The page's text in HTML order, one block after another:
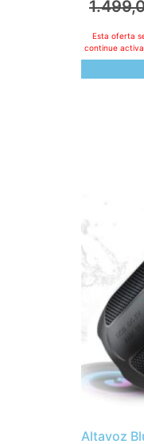
Esta oferta
continue
Altavoz